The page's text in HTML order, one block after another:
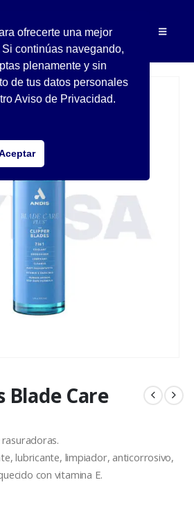
Blade Care
lubricante, limpiador, anticorrosivo,
con vitamina E.
ofrecerte una mejor
continúas navegando,
plenamente y sin
de tus datos personales
Aviso de Privacidad.